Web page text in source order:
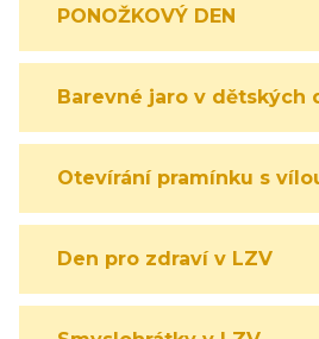
PONOŽKOVÝ DEN
Barevné jaro v dětských
Otevírání pramínku s
Den pro zdraví v LZV